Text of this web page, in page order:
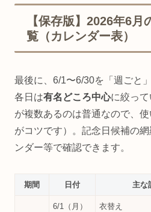
【保存版】2026年6
覧（カレンダー表）
最後に、6/1〜6/30を「週ごと
各日は有名どころ中心に絞って
が複数あるのは普通なので、
がコツです）。記念日候補の
ンダー等で確認できます。
期間 日付 主な
6/1（月） 衣替え